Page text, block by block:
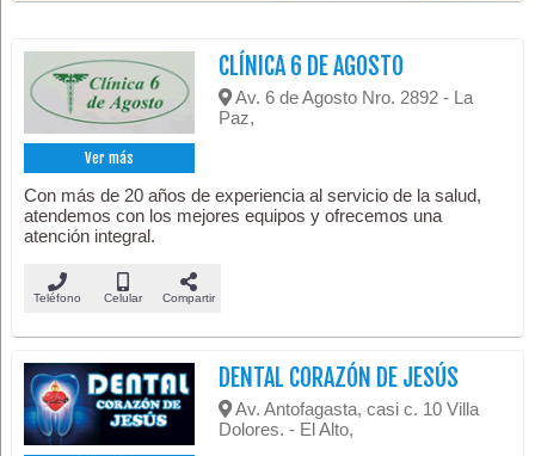
Ver más
CLÍNICA 6 DE AGOSTO
Av. 6 de Agosto Nro. 2892 - La
Paz,
Con más de 20 años de experiencia al servicio de la salud,
atendemos con los mejores equipos y ofrecemos una
atención integral.
Teléfono Celular Compartir
DENTAL CORAZÓN DE JESÚS
Av. Antofagasta, casi c. 10 Villa
Dolores. - El Alto,